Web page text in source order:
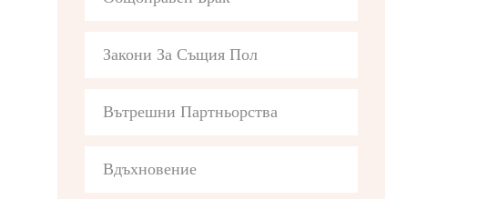
Закони За Същия Пол
Вътрешни Партньорства
Вдъхновение